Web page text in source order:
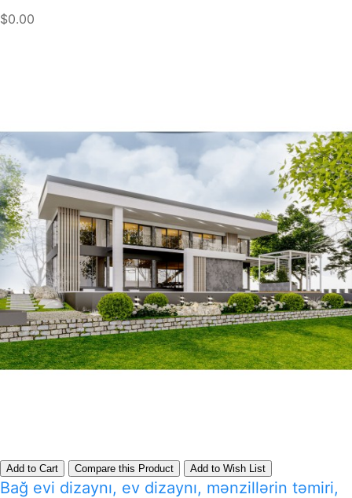
$0.00
Add to Cart Compare this Product Add to Wish List
Bağ evi dizaynı, ev dizaynı, mənzillərin təmiri,